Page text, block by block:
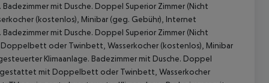
mit Dusche. Doppel Superior Zimmer (Nicht
(kostenlos), Minibar (geg. Gebühr), Internet
mit Dusche. Doppel Superior Zimmer (Nicht
oder Twinbett, Wasserkocher (kostenlos), Minibar
Klimaanlage. Badezimmer mit Dusche. Doppel
mit Doppelbett oder Twinbett, Wasserkocher